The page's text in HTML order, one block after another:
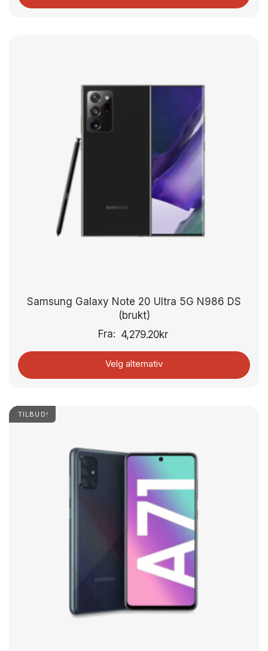
Samsung Galaxy Note 20 Ultra 5G N986 DS
(brukt)
Fra: 4,279.20kr
Velg alternativ
TILBUD!